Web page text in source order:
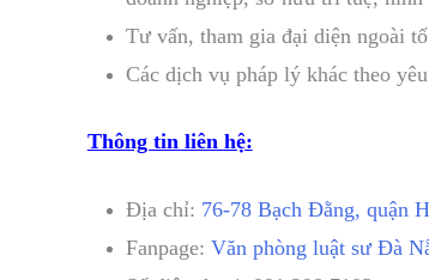
Tư vấn, tham gia đại diện ngoài
Các dịch vụ pháp lý khác theo
Thông tin liên hệ:
Địa chỉ: 76-78 Bạch Đằng, quận
Fanpage: Văn phòng luật sư Đà